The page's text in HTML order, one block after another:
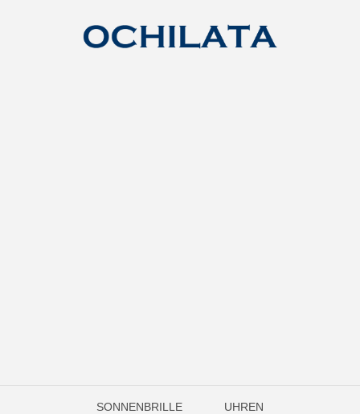
SONNENBRILLE UHREN